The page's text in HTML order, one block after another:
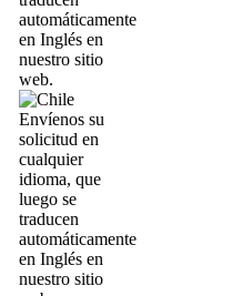
automáticamente
en Inglés en
nuestro sitio
web.
Envíenos su
solicitud en
cualquier
idioma, que
luego se
traducen
automáticamente
en Inglés en
nuestro sitio